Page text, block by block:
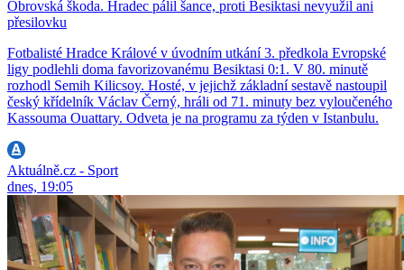
Obrovská škoda. Hradec pálil šance, proti Besiktasi nevyužil ani
přesilovku
Fotbalisté Hradce Králové v úvodním utkání 3. předkola Evropské
ligy podlehli doma favorizovanému Besiktasi 0:1. V 80. minutě
rozhodl Semih Kilicsoy. Hosté, v jejichž základní sestavě nastoupil
český křídelník Václav Černý, hráli od 71. minuty bez vyloučeného
Kassouma Ouattary. Odveta je na programu za týden v Istanbulu.
Aktuálně.cz - Sport
dnes, 19:05